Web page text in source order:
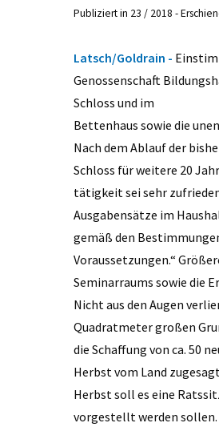
Publiziert in 23 / 2018 -
Latsch/Goldrain -
Genossenschaft
Schloss und im
Bettenhaus sowie die
Nach dem Ablauf der
Schloss für weitere 20
tätigkeit sei sehr
Ausgabensätze im
gemäß den
Voraussetzungen.“
Seminarraums sowie die
Nicht aus den Augen
Quadratmeter großen
die Schaffung von ca. 50
Herbst vom Land
Herbst soll es eine
vorgestellt werden sollen.